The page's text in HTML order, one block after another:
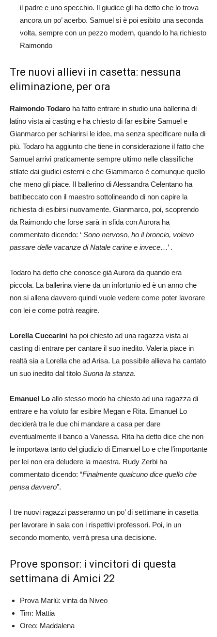
il padre e uno specchio. Il giudice gli ha detto che lo trova
ancora un po’ acerbo. Samuel si è poi esibito una seconda
volta, sempre con un pezzo modern, quando lo ha richiesto
Raimondo
Tre nuovi allievi in casetta: nessuna
eliminazione, per ora
Raimondo Todaro ha fatto entrare in studio una ballerina di
latino vista ai casting e ha chiesto di far esibire Samuel e
Gianmarco per schiarirsi le idee, ma senza specificare nulla di
più. Todaro ha aggiunto che tiene in considerazione il fatto che
Samuel arrivi praticamente sempre ultimo nelle classifiche
stilate dai giudici esterni e che Giammarco è comunque quello
che meno gli piace. Il ballerino di Alessandra Celentano ha
battibeccato con il maestro sottolineando di non capire la
richiesta di esibirsi nuovamente. Gianmarco, poi, scoprendo
da Raimondo che forse sarà in sfida con Aurora ha
commentato dicendo: ‘ Sono nervoso, ho il broncio, volevo
passare delle vacanze di Natale carine e invece…’ .
Todaro ha detto che conosce già Aurora da quando era
piccola. La ballerina viene da un infortunio ed è un anno che
non si allena davvero quindi vuole vedere come poter lavorare
con lei e come potrà reagire.
Lorella Cuccarini ha poi chiesto ad una ragazza vista ai
casting di entrare per cantare il suo inedito. Valeria piace in
realtà sia a Lorella che ad Arisa. La possibile allieva ha cantato
un suo inedito dal titolo Suona la stanza.
Emanuel Lo allo stesso modo ha chiesto ad una ragazza di
entrare e ha voluto far esibire Megan e Rita. Emanuel Lo
deciderà tra le due chi mandare a casa per dare
eventualmente il banco a Vanessa. Rita ha detto dice che non
le importava tanto del giudizio di Emanuel Lo e che l’importante
per lei non era deludere la maestra. Rudy Zerbi ha
commentato dicendo: “Finalmente qualcuno dice quello che
pensa davvero”.
I tre nuovi ragazzi passeranno un po’ di settimane in casetta
per lavorare in sala con i rispettivi professori. Poi, in un
secondo momento, verrà presa una decisione.
Prove sponsor: i vincitori di questa
settimana di Amici 22
Prova Marlù: vinta da Niveo
Tim: Mattia
Oreo: Maddalena